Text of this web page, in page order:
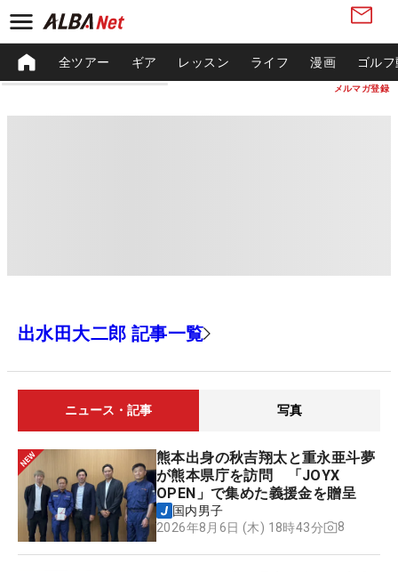
メルマガ登録
全ツアー ギア レッスン ライフ 漫画 ゴル
出水田大二郎 記事一覧
ニュース・記事 写真
熊本出身の秋吉翔太と重永亜斗夢
が熊本県庁を訪問 「JOYX
OPEN」で集めた義援金を贈呈
国内男子
2026年8月6日 (木) 18時43分
8